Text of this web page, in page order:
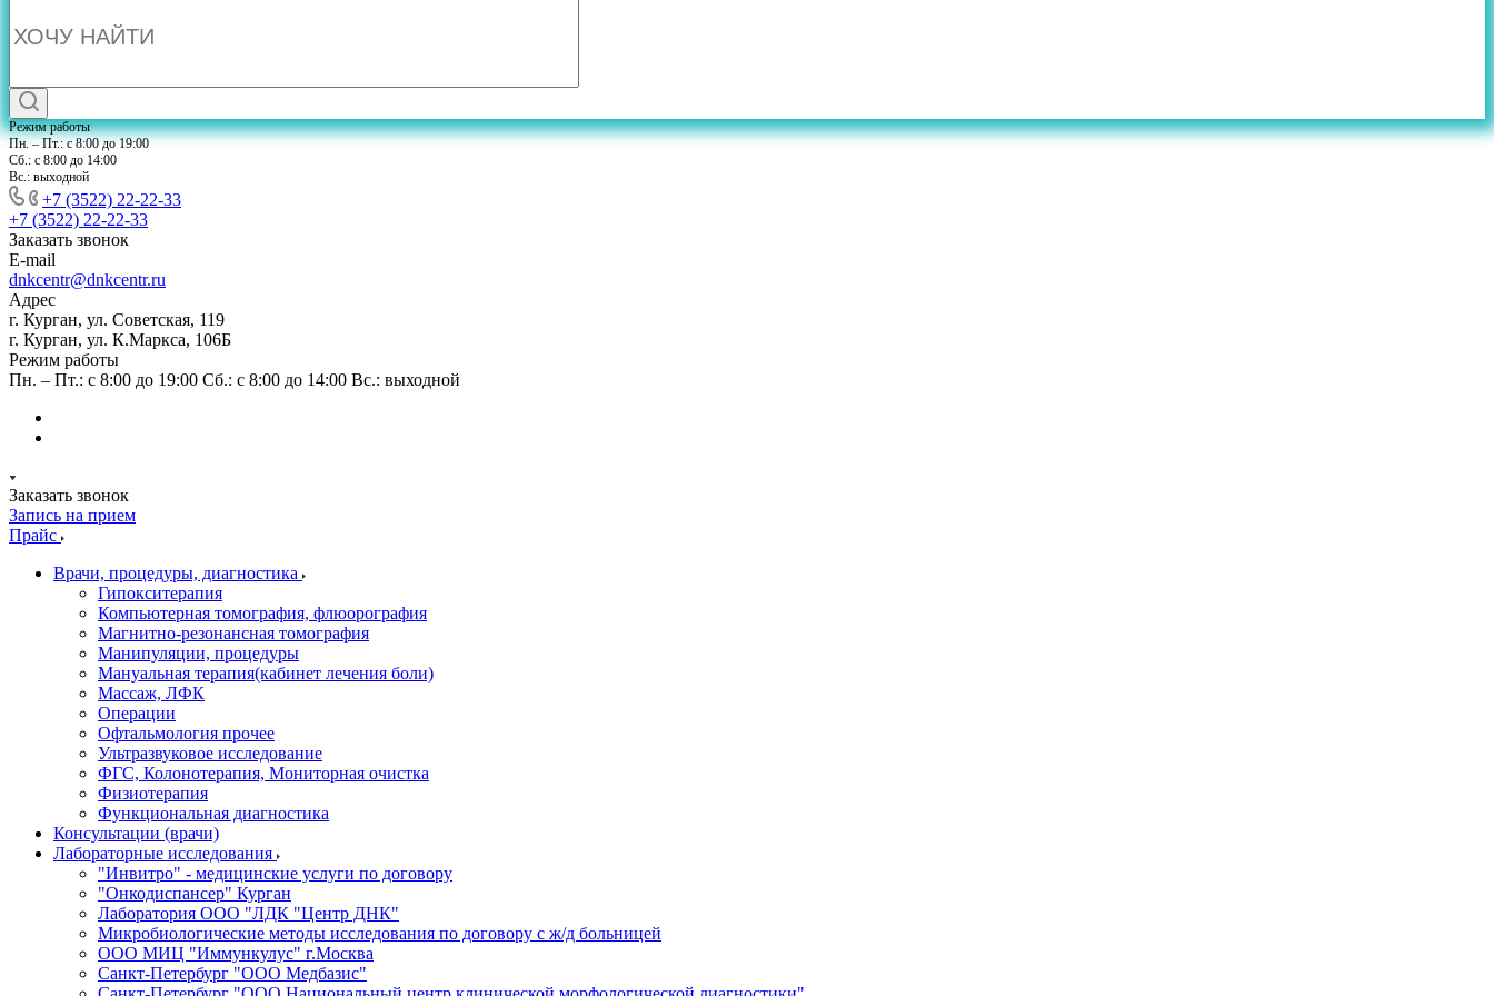
Режим работы
Пн. – Пт.: с 8:00 до 19:00
Сб.: с 8:00 до 14:00
Вс.: выходной
+7 (3522) 22-22-33
+7 (3522) 22-22-33
Заказать звонок
E-mail
dnkcentr@dnkcentr.ru
Адрес
г. Курган, ул. Советская, 119
г. Курган, ул. К.Маркса, 106Б
Режим работы
Пн. – Пт.: с 8:00 до 19:00 Сб.: с 8:00 до 14:00 Вс.: выходной
Заказать звонок
Запись на прием
Прайс
Врачи, процедуры, диагностика
Гипокситерапия
Компьютерная томография, флюорография
Магнитно-резонансная томография
Манипуляции, процедуры
Мануальная терапия(кабинет лечения боли)
Массаж, ЛФК
Операции
Офтальмология прочее
Ультразвуковое исследование
ФГС, Колонотерапия, Мониторная очистка
Физиотерапия
Функциональная диагностика
Консультации (врачи)
Лабораторные исследования
"Инвитро" - медицинские услуги по договору
"Онкодиспансер" Курган
Лаборатория ООО "ЛДК "Центр ДНК"
Микробиологические методы исследования по договору с ж/д больницей
ООО МИЦ "Иммункулус" г.Москва
Санкт-Петербург "ООО Медбазис"